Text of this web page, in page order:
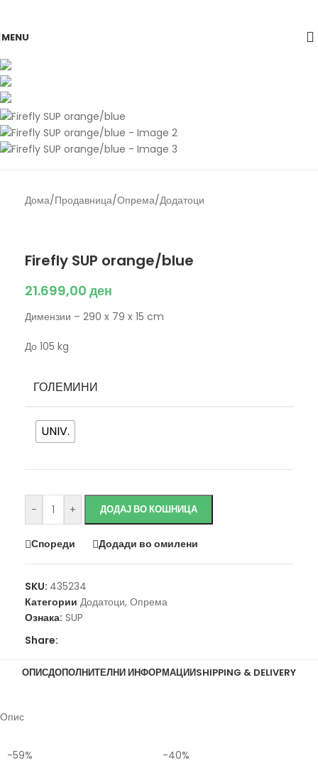
MENU
Дома/Продавница/Опрема/Додатоци
Firefly SUP orange/blue
21.699,00 ден
Димензии – 290 x 79 x 15 cm
До 105 kg
ГОЛЕМИНИ
UNIV.
- + ДОДАЈ ВО КОШНИЦА
Спореди Додади во омилени
SKU: 435234
Категории Додатоци, Опрема
Ознака: SUP
Share:
ОПИСДОПОЛНИТЕЛНИ ИНФОРМАЦИИSHIPPING & DELIVERY
Опис
-59% -40%